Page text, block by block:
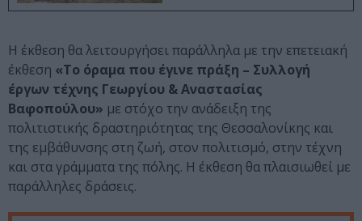
Η έκθεση θα λειτουργήσει παράλληλα με την επετειακή
έκθεση «Το όραμα που έγινε πράξη – Συλλογή
έργων τέχνης Γεωργίου & Αναστασίας
Βαφοπούλου» με στόχο την ανάδειξη της
πολιτιστικής δραστηριότητας της Θεσσαλονίκης και
της εμβάθυνσης στη ζωή, στον πολιτισμό, στην τέχνη
και στα γράμματα της πόλης. Η έκθεση θα πλαισιωθεί με
παράλληλες δράσεις.